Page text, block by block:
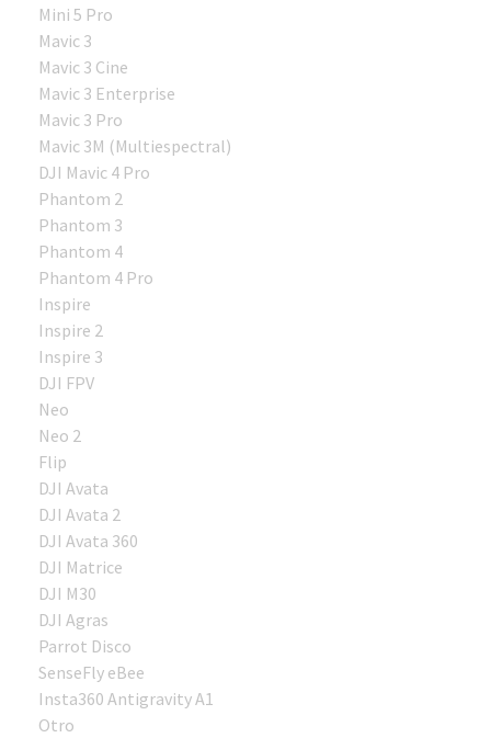
Mini 5 Pro
Mavic 3
Mavic 3 Cine
Mavic 3 Enterprise
Mavic 3 Pro
Mavic 3M (Multiespectral)
DJI Mavic 4 Pro
Phantom 2
Phantom 3
Phantom 4
Phantom 4 Pro
Inspire
Inspire 2
Inspire 3
DJI FPV
Neo
Neo 2
Flip
DJI Avata
DJI Avata 2
DJI Avata 360
DJI Matrice
DJI M30
DJI Agras
Parrot Disco
SenseFly eBee
Insta360 Antigravity A1
Otro